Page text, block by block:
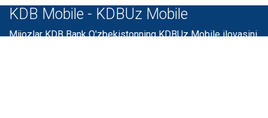
KDB Mobile - KDBUz Mobile
Mijozlar KDB Bank O'zbekistonning KDBUz Mobile ilovasini